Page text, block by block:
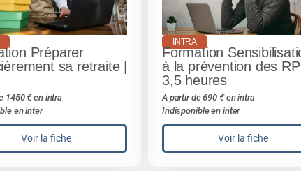
Préparer
sa retraite |
1450 € en intra
en inter
Voir la fiche
INTRA
Formation
à la prévention des
3,5 heures
A partir de 690 € en intra
Indisponible en inter
Voir la fiche